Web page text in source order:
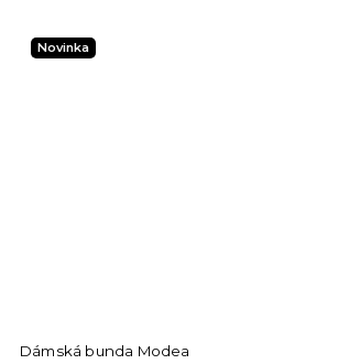
Novinka
Dámská bunda Modea